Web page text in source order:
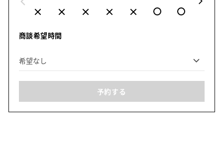
商談希望時間
予約する